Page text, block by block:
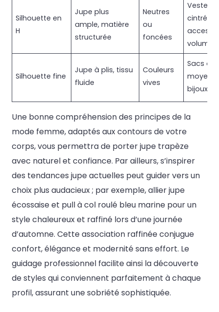
Silhouette en
H
Jupe plus
ample, matière
structurée
Neutres
ou
foncées
Vestes
cintrées,
Silhouette fine
Jupe à plis, tissu
fluide
Couleurs
vives
Sacs de
bijoux
Une bonne compréhension des principes de la
mode femme, adaptés aux contours de votre
corps, vous permettra de porter jupe trapèze
avec naturel et confiance. Par ailleurs, s’inspirer
des tendances jupe actuelles peut guider vers un
choix plus audacieux ; par exemple, allier jupe
écossaise et pull à col roulé bleu marine pour un
style chaleureux et raffiné lors d’une journée
d’automne. Cette association raffinée conjugue
confort, élégance et modernité sans effort. Le
guidage professionnel facilite ainsi la découverte
de styles qui conviennent parfaitement à chaque
profil, assurant une sobriété sophistiquée.